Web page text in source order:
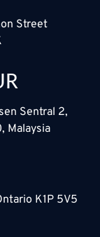
Street
Sentral 2,
Malaysia
K1P 5V5